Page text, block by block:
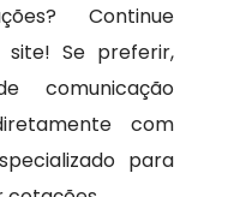
Continue
site! Se preferir,
comunicação
com
para